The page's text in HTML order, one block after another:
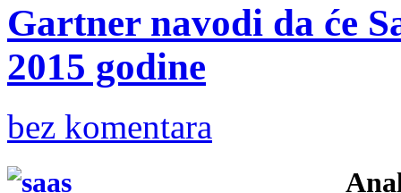
Gartner navodi da će
2015 godine
bez komentara